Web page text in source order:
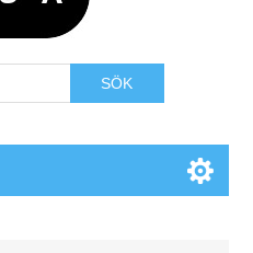
SÖK